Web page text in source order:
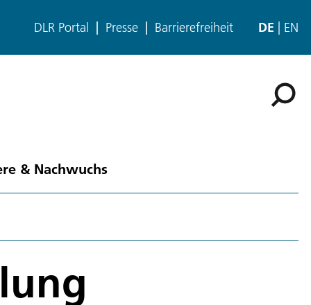
DLR Portal Presse Barrierefreiheit DE EN
& Nachwuchs